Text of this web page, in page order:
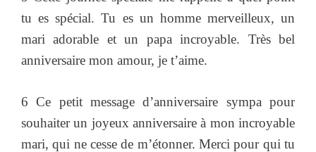
tu es spécial. Tu es un homme merveilleux, un
mari adorable et un papa incroyable. Très bel
anniversaire mon amour, je t’aime.
6 Ce petit message d’anniversaire sympa pour
souhaiter un joyeux anniversaire à mon incroyable
mari, qui ne cesse de m’étonner. Merci pour qui tu